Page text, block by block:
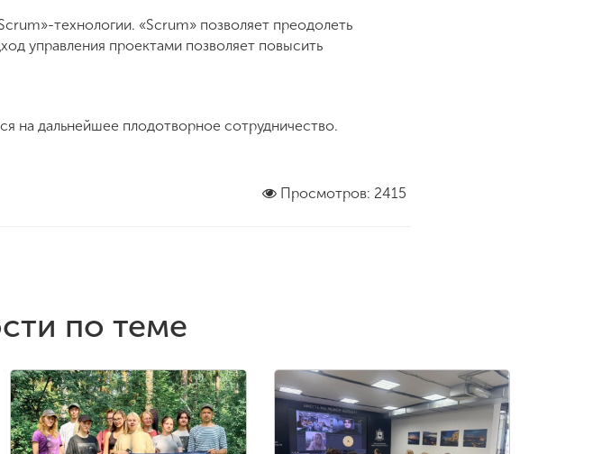
технологии. «Scrum» позволяет преодолеть
управления проектами позволяет повысить
на дальнейшее плодотворное сотрудничество.
Просмотров: 2415
по теме